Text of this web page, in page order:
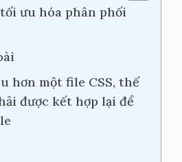
ưu hóa phân phối
hơn một file CSS, thế
được kết hợp lại để